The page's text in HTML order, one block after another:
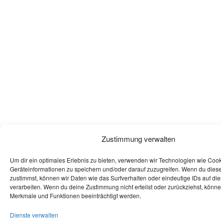
Zustimmung verwalten
Um dir ein optimales Erlebnis zu bieten, verwenden wir Technologien wie
Geräteinformationen zu speichern und/oder darauf zuzugreifen. Wenn du
zustimmst, können wir Daten wie das Surfverhalten oder eindeutige IDs auf
verarbeiten. Wenn du deine Zustimmung nicht erteilst oder zurückziehst,
Merkmale und Funktionen beeinträchtigt werden.
Dienste verwalten